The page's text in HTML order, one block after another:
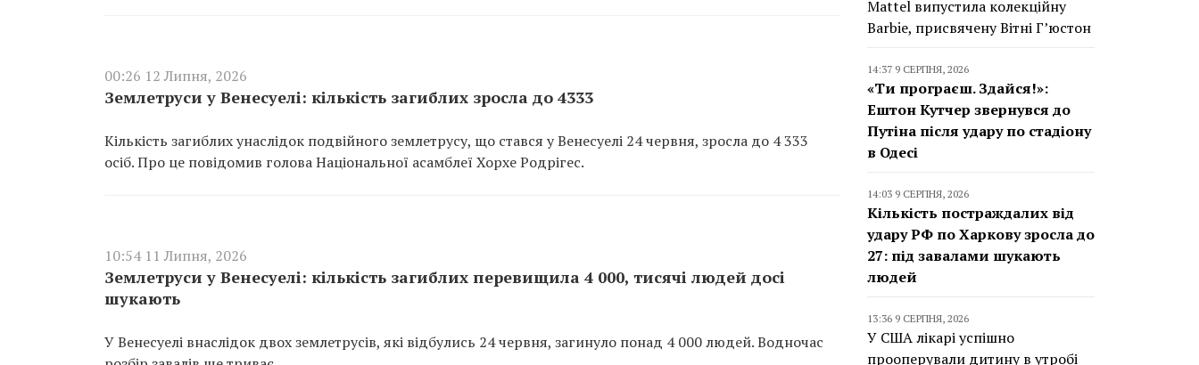
00:26 12 Липня, 2026
Землетруси у Венесуелі: кількість загиблих зросла до 4333
Кількість загиблих унаслідок подвійного землетрусу, що стався у Венесуелі 24 червня, зросла до 4 333
осіб. Про це повідомив голова Національної асамблеї Хорхе Родрігес.
10:54 11 Липня, 2026
Землетруси у Венесуелі: кількість загиблих перевищила 4 000, тисячі людей досі
шукають
У Венесуелі внаслідок двох землетрусів, які відбулись 24 червня, загинуло понад 4 000 людей. Водночас
Mattel випустила колекційну
Barbie, присвячену Вітні Г’юстон
14:37 9 СЕРПНЯ, 2026
«Ти програєш. Здайся!»:
Ештон Кутчер звернувся до
Путіна після удару по стадіону
в Одесі
14:03 9 СЕРПНЯ, 2026
Кількість постраждалих від
удару РФ по Харкову зросла до
27: під завалами шукають
людей
13:36 9 СЕРПНЯ, 2026
У США лікарі успішно
прооперували дитину в утробі